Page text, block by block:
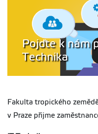
Pojďte k nám
Technika
Fakulta tropického
v Praze přijme